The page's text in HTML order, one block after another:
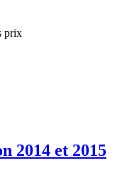
prix
2014 et 2015